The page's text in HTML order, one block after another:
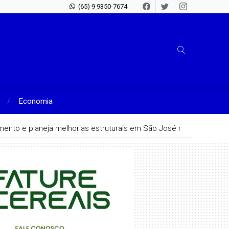
(65) 9 9350-7674
Economia
e planeja melhorias estruturais em São José do Rio Claro